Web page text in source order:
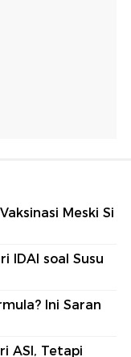
Meski Si
IDAI soal Susu
Ini Saran
ASI, Tetapi